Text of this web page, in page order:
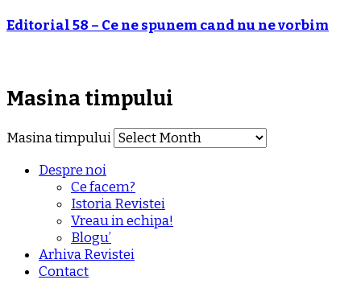
Editorial 58 – Ce ne spunem cand nu ne vorbim
Masina timpului
Masina timpului
Despre noi
Ce facem?
Istoria Revistei
Vreau in echipa!
Blogu’
Arhiva Revistei
Contact